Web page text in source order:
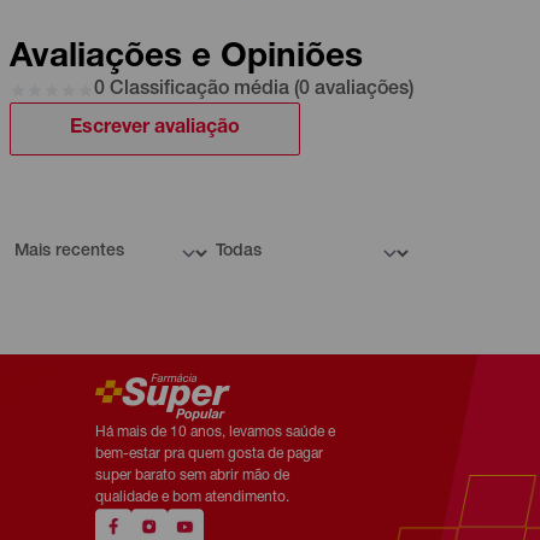
Avaliações e Opiniões
0 Classificação média (0 avaliações)
Escrever avaliação
Há mais de 10 anos, levamos saúde e
bem-estar pra quem gosta de pagar
super barato sem abrir mão de
qualidade e bom atendimento.